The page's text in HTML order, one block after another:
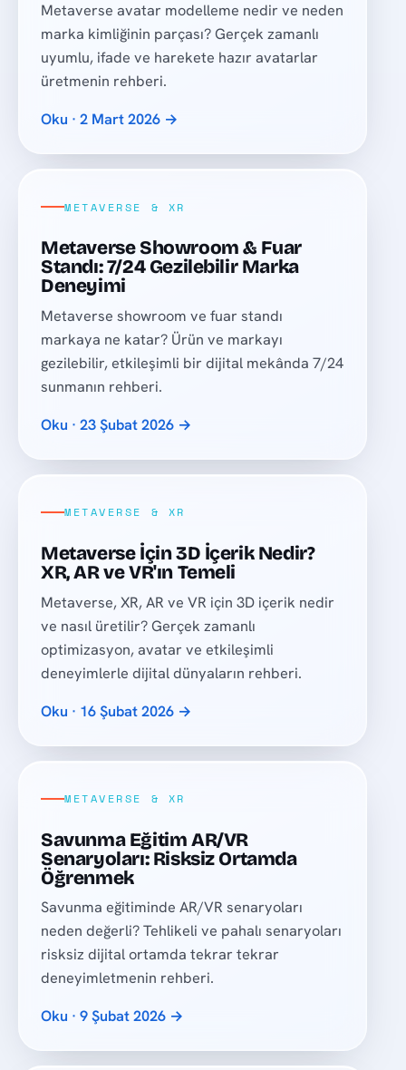
Metaverse avatar modelleme nedir ve neden
marka kimliğinin parçası? Gerçek zamanlı
uyumlu, ifade ve harekete hazır avatarlar
üretmenin rehberi.
Oku · 2 Mart 2026 →
METAVERSE & XR
Metaverse Showroom & Fuar
Standı: 7/24 Gezilebilir Marka
Deneyimi
Metaverse showroom ve fuar standı
markaya ne katar? Ürün ve markayı
gezilebilir, etkileşimli bir dijital mekânda 7/24
sunmanın rehberi.
Oku · 23 Şubat 2026 →
METAVERSE & XR
Metaverse İçin 3D İçerik Nedir?
XR, AR ve VR'ın Temeli
Metaverse, XR, AR ve VR için 3D içerik nedir
ve nasıl üretilir? Gerçek zamanlı
optimizasyon, avatar ve etkileşimli
deneyimlerle dijital dünyaların rehberi.
Oku · 16 Şubat 2026 →
METAVERSE & XR
Savunma Eğitim AR/VR
Senaryoları: Risksiz Ortamda
Öğrenmek
Savunma eğitiminde AR/VR senaryoları
neden değerli? Tehlikeli ve pahalı senaryoları
risksiz dijital ortamda tekrar tekrar
deneyimletmenin rehberi.
Oku · 9 Şubat 2026 →